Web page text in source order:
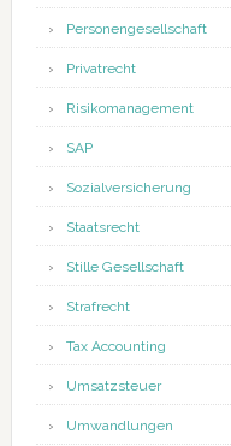
Personengesellschaft
Privatrecht
Risikomanagement
SAP
Sozialversicherung
Staatsrecht
Stille Gesellschaft
Strafrecht
Tax Accounting
Umsatzsteuer
Umwandlungen